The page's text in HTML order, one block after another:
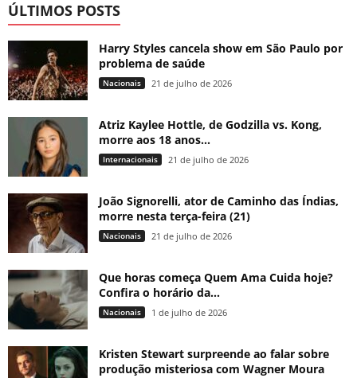
ÚLTIMOS POSTS
Harry Styles cancela show em São Paulo por
problema de saúde
Nacionais 21 de julho de 2026
Atriz Kaylee Hottle, de Godzilla vs. Kong,
morre aos 18 anos...
Internacionais 21 de julho de 2026
João Signorelli, ator de Caminho das Índias,
morre nesta terça-feira (21)
Nacionais 21 de julho de 2026
Que horas começa Quem Ama Cuida hoje?
Confira o horário da...
Nacionais 1 de julho de 2026
Kristen Stewart surpreende ao falar sobre
produção misteriosa com Wagner Moura